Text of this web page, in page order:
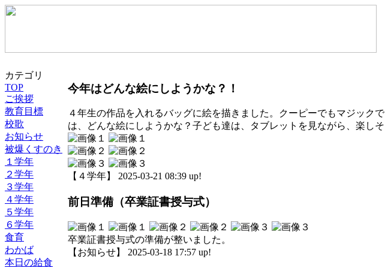
カテゴリ
TOP
ご挨拶
教育目標
校歌
お知らせ
被爆くすのき
１学年
２学年
３学年
４学年
５学年
６学年
食育
わかば
本日の給食
今年はどんな絵にしようかな？！
４年生の作品を入れるバッグに絵を描きました。クーピーでもマジック
は、どんな絵にしようかな？子ども達は、タブレットを見ながら、楽し
【４学年】 2025-03-21 08:39 up!
前日準備（卒業証書授与式）
卒業証書授与式の準備が整いました。
【お知らせ】 2025-03-18 17:57 up!